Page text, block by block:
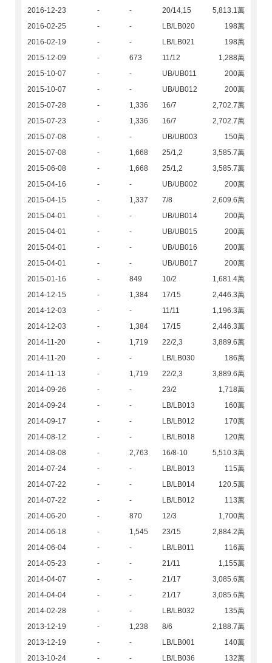
2016-12-23 - - 20/14,15
5,813.1萬
2016-02-25
- - LB/LB020
198萬
2016-02-19
- - LB/LB021
198萬
2015-12-09
- 673 11/12
1,288萬
2015-10-07
- - UB/UB011
200萬
2015-10-07
- - UB/UB012
200萬
2015-07-28
- 1,336 16/7
2,702.7萬
2015-07-23
- 1,336 16/7
2,702.7萬
2015-07-08
- - UB/UB003
150萬
2015-07-08
- 1,668 25/1,2
3,585.7萬
2015-06-08
- 1,668 25/1,2
3,585.7萬
2015-04-16
- - UB/UB002
200萬
2015-04-15
- 1,337 7/8
2,609.6萬
2015-04-01
- - UB/UB014
200萬
2015-04-01
- - UB/UB015
200萬
2015-04-01
- - UB/UB016
200萬
2015-04-01
- - UB/UB017
200萬
2015-01-16
- 849 10/2
1,681.4萬
2014-12-15
- 1,384 17/15
2,446.3萬
2014-12-03
- - 11/11
1,196.3萬
2014-12-03
- 1,384 17/15
2,446.3萬
2014-11-20
- 1,719 22/2,3
3,889.6萬
2014-11-20
- - LB/LB030
186萬
2014-11-13
- 1,719 22/2,3
3,889.6萬
2014-09-26
- - 23/2
1,718萬
2014-09-24
- - LB/LB013
160萬
2014-09-17
- - LB/LB012
170萬
2014-08-12
- - LB/LB018
120萬
2014-08-08
- 2,763 16/8-10
5,510.3萬
2014-07-24
- - LB/LB013
115萬
2014-07-22
- - LB/LB014
120.5萬
2014-07-22
- - LB/LB012
113萬
2014-06-20
- 870 12/3
1,700萬
2014-06-18
- 1,545 23/15
2,884.2萬
2014-06-04
- - LB/LB011
116萬
2014-05-23
- - 21/11
1,155萬
2014-04-07
- - 21/17
3,085.6萬
2014-04-04
- - 21/17
3,085.6萬
2014-02-28
- - LB/LB032
135萬
2013-12-19
- 1,238 8/6
2,188.7萬
2013-12-19
- - LB/LB001
140萬
2013-10-24
- - LB/LB036
132萬